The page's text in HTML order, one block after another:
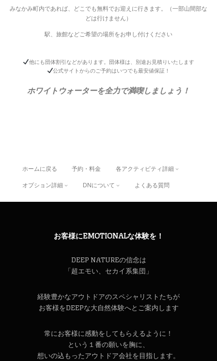
みなかみ町内であれば、どこでも無料でお迎えに行きます。（一部山間部な
どは行けません）
駅、旅館などご希望の場所をお申し付けください
他にも団体割引などがあります。団体様は、別途お見積りいたします
公式サイトからのご予約はいつでも最安値保証！
ホワイトウォーターを全力で満喫しましょう！
ホームに戻る 予約・料金
各アクティビティ詳細
オプション詳細
DNについて よくある質問
お客様にEMOTIONALな体験を！
DEEP NATUREの信念は
「超エモい、セカイ系集団」
経験豊かなアウトドアのスペシャリストたちが
お客様をDEEPな大自然体験へとご案内します
常にお客様に感動をしてもらえるように！
という１番の願いを胸に、
想いの込もったアウトドア会社を目指します。